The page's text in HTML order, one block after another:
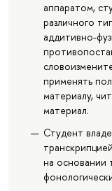
аппаратом,
различного
аддитивно-
применять
материалу,
материал.
Студент
на основании